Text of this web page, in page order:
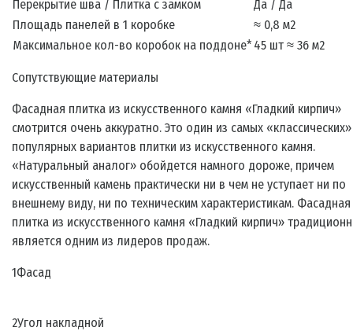
Перекрытие шва / Плитка с замком
Да / Да
Площадь панелей в 1 коробке
≈ 0,8 м2
Максимальное кол-во коробок на поддоне* 45 шт ≈ 36 м2
Сопутствующие материалы
Фасадная плитка из искусственного камня «Гладкий кирпич»
смотрится очень аккуратно. Это один из самых
популярных вариантов плитки из искусственного камня.
«Натуральный аналог» обойдется намного дороже, причем
искусственный камень практически ни в чем не уступает ни по
внешнему виду, ни по техническим характеристикам. Фасадная
плитка из искусственного камня «Гладкий кирпич»
является одним из лидеров продаж.
1Фасад
2Угол накладной